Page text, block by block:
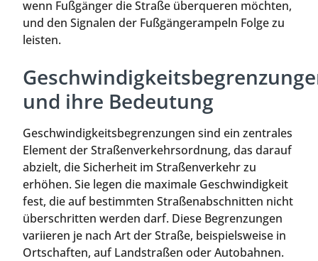
wenn Fußgänger die Straße überqueren möchten,
und den Signalen der Fußgängerampeln Folge zu
leisten.
und ihre Bedeutung
Geschwindigkeitsbegrenzungen sind ein zentrales
Element der Straßenverkehrsordnung, das darauf
abzielt, die Sicherheit im Straßenverkehr zu
erhöhen. Sie legen die maximale Geschwindigkeit
fest, die auf bestimmten Straßenabschnitten nicht
überschritten werden darf. Diese Begrenzungen
variieren je nach Art der Straße, beispielsweise in
Ortschaften, auf Landstraßen oder Autobahnen.